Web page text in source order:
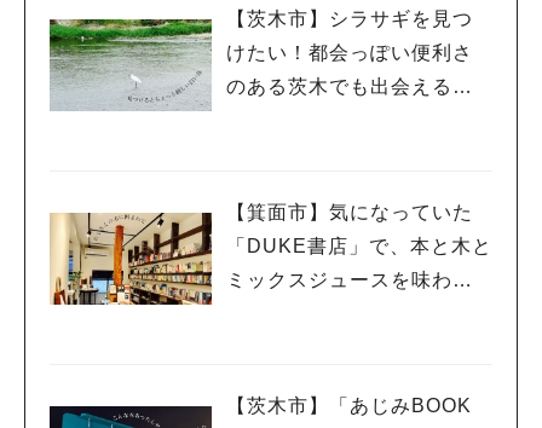
【茨木市】シラサギを見つ
けたい！都会っぽい便利さ
のある茨木でも出会える自
【箕面市】気になっていた
「DUKE書店」で、本と木と
ミックスジュースを味わう
【茨木市】「あじみBOOK